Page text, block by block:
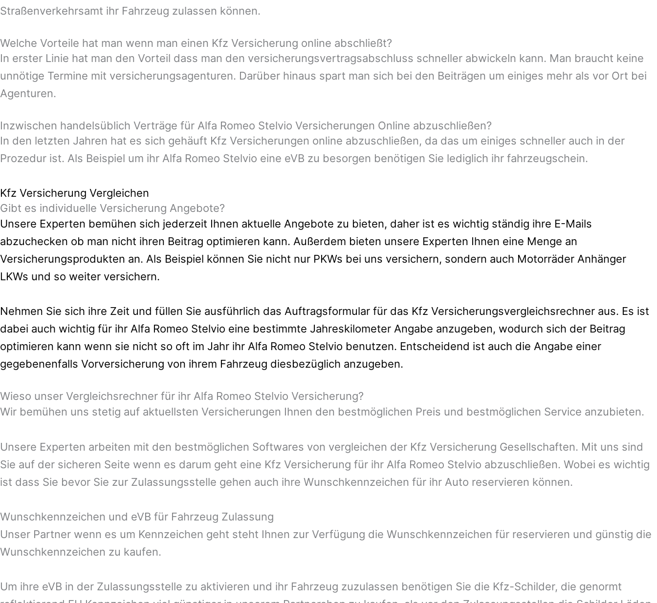
Straßenverkehrsamt ihr Fahrzeug zulassen können.
Welche Vorteile hat man wenn man einen Kfz Versicherung online abschließt?
In erster Linie hat man den Vorteil dass man den versicherungsvertragsabschluss schneller abwickeln kann. Man braucht keine
unnötige Termine mit versicherungsagenturen. Darüber hinaus spart man sich bei den Beiträgen um einiges mehr als vor Ort bei
Agenturen.
Inzwischen handelsüblich Verträge für Alfa Romeo Stelvio Versicherungen Online abzuschließen?
In den letzten Jahren hat es sich gehäuft Kfz Versicherungen online abzuschließen, da das um einiges schneller auch in der
Prozedur ist. Als Beispiel um ihr Alfa Romeo Stelvio eine eVB zu besorgen benötigen Sie lediglich ihr fahrzeugschein.
Kfz Versicherung Vergleichen
Gibt es individuelle Versicherung Angebote?
Unsere Experten bemühen sich jederzeit Ihnen aktuelle Angebote zu bieten, daher ist es wichtig ständig ihre E-Mails
abzuchecken ob man nicht ihren Beitrag optimieren kann. Außerdem bieten unsere Experten Ihnen eine Menge an
Versicherungsprodukten an. Als Beispiel können Sie nicht nur PKWs bei uns versichern, sondern auch Motorräder Anhänger
LKWs und so weiter versichern.
Nehmen Sie sich ihre Zeit und füllen Sie ausführlich das Auftragsformular für das Kfz Versicherungsvergleichsrechner aus. Es ist
dabei auch wichtig für ihr Alfa Romeo Stelvio eine bestimmte Jahreskilometer Angabe anzugeben, wodurch sich der Beitrag
optimieren kann wenn sie nicht so oft im Jahr ihr Alfa Romeo Stelvio benutzen. Entscheidend ist auch die Angabe einer
gegebenenfalls Vorversicherung von ihrem Fahrzeug diesbezüglich anzugeben.
Wieso unser Vergleichsrechner für ihr Alfa Romeo Stelvio Versicherung?
Wir bemühen uns stetig auf aktuellsten Versicherungen Ihnen den bestmöglichen Preis und bestmöglichen Service anzubieten.
Unsere Experten arbeiten mit den bestmöglichen Softwares von vergleichen der Kfz Versicherung Gesellschaften. Mit uns sind
Sie auf der sicheren Seite wenn es darum geht eine Kfz Versicherung für ihr Alfa Romeo Stelvio abzuschließen. Wobei es wichtig
ist dass Sie bevor Sie zur Zulassungsstelle gehen auch ihre Wunschkennzeichen für ihr Auto reservieren können.
Wunschkennzeichen und eVB für Fahrzeug Zulassung
Unser Partner wenn es um Kennzeichen geht steht Ihnen zur Verfügung die Wunschkennzeichen für reservieren und günstig die
Wunschkennzeichen zu kaufen.
Um ihre eVB in der Zulassungsstelle zu aktivieren und ihr Fahrzeug zuzulassen benötigen Sie die Kfz-Schilder, die genormt